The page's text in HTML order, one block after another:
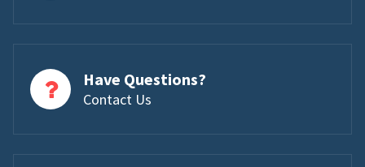
Have Questions?
Contact Us